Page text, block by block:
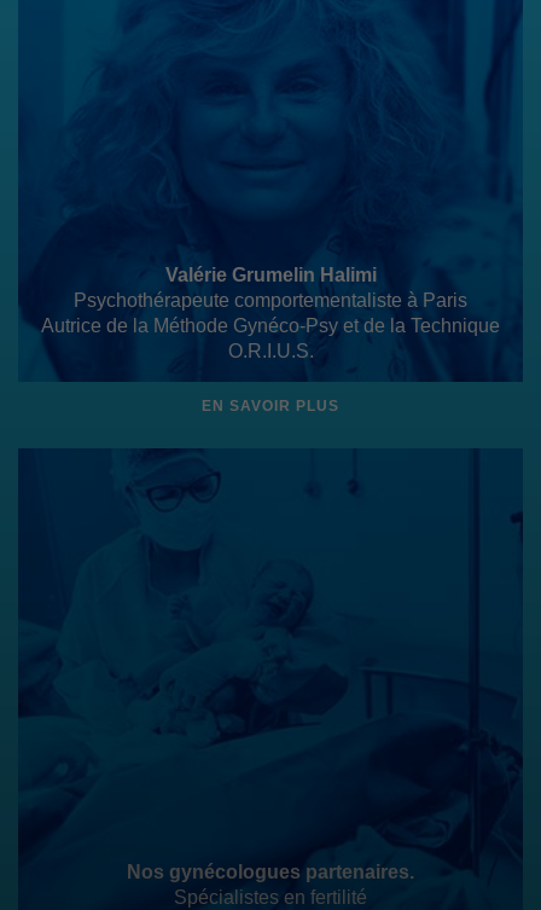
Valérie Grumelin Halimi
Psychothérapeute comportementaliste à Paris
Autrice de la Méthode Gynéco-Psy et de la Technique
O.R.I.U.S.
EN SAVOIR PLUS
Nos gynécologues partenaires.
Spécialistes en fertilité